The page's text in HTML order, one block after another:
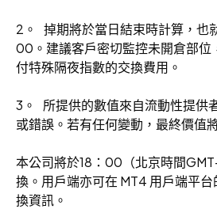
2。 掉期將於當日結束時計算，也
00。建議客戶密切監控未開倉部位
付特殊隔夜指數的交換費用。
3。 所提供的數值來自流動性提供
或錯誤。若有任何變動，最終價值
本公司將於18：00（北京時間
換。用戶端亦可在 MT4 用戶端平
換資訊。